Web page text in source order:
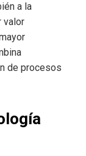
a la
valor
de procesos